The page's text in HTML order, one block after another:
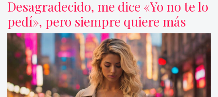
Desagradecido, me dice «Yo no te lo
pedí», pero siempre quiere más